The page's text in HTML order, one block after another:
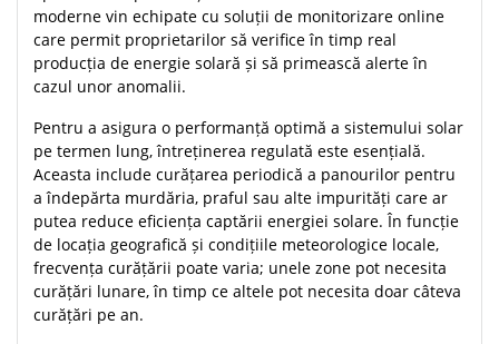
moderne vin echipate cu soluții de monitorizare online
care permit proprietarilor să verifice în timp real
producția de energie solară și să primească alerte în
cazul unor anomalii.
Pentru a asigura o performanță optimă a sistemului solar
pe termen lung, întreținerea regulată este esențială.
Aceasta include curățarea periodică a panourilor pentru
a îndepărta murdăria, praful sau alte impurități care ar
putea reduce eficiența captării energiei solare. În funcție
de locația geografică și condițiile meteorologice locale,
frecvența curățării poate varia; unele zone pot necesita
curățări lunare, în timp ce altele pot necesita doar câteva
curățări pe an.